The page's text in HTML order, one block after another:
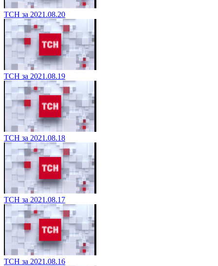
ТСН за 2021.08.20
ТСН за 2021.08.19
ТСН за 2021.08.18
ТСН за 2021.08.17
ТСН за 2021.08.16